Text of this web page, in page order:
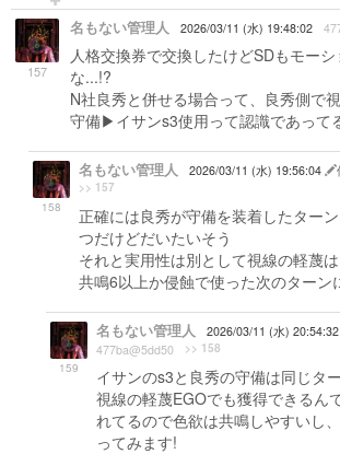
157
名もない管理人 2026/03/11 (水) 19:48:02
人格交換券で交換したけどSDもモー
な...!?
N社良秀と併せる場合って、良秀側で
守備▶︎イサンs3使用って認識であって
158
名もない管理人 2026/03/11 (水) 19:56:04
>> 157
正確には良秀が守備を装着したター
つだけどだいたいそう
それと実用性は別として視線の軽蔑
共鳴6以上か侵蝕で使った次のターン
159
名もない管理人 2026/03/11 (水)
477ba@5dd50
>> 158
イサンのs3と良秀の守備は同じタ
視線の軽蔑EGOでも獲得できるん
れてるので色欲は共鳴しやすいし
ってみます!